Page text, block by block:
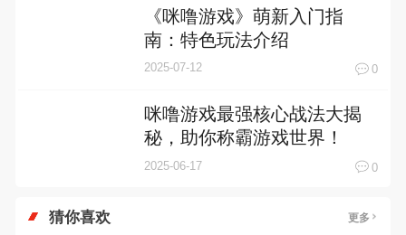
《咪噜游戏》萌新入门指
南：特色玩法介绍
2025-07-12 0
咪噜游戏最强核心战法大揭
秘，助你称霸游戏世界！
2025-06-17 0
猜你喜欢 更多